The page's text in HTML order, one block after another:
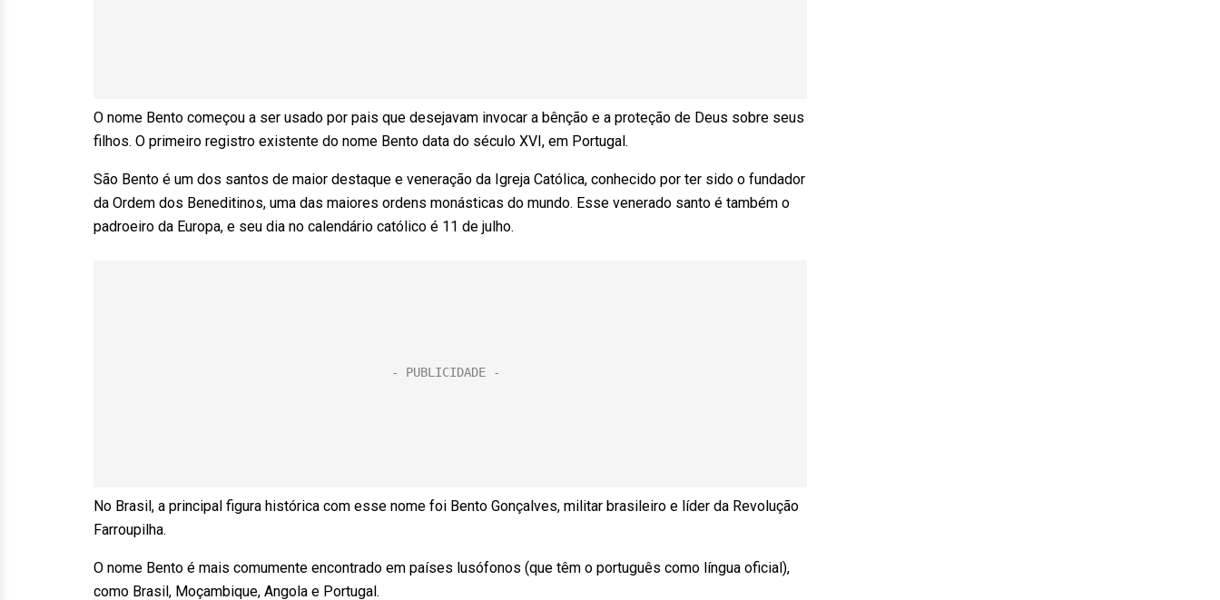
O nome Bento começou a ser usado por pais que desejavam invocar a bênção e a proteção de Deus sobre seus
filhos. O primeiro registro existente do nome Bento data do século XVI, em Portugal.
São Bento é um dos santos de maior destaque e veneração da Igreja Católica, conhecido por ter sido o fundador
da Ordem dos Beneditinos, uma das maiores ordens monásticas do mundo. Esse venerado santo é também o
padroeiro da Europa, e seu dia no calendário católico é 11 de julho.
No Brasil, a principal figura histórica com esse nome foi Bento Gonçalves, militar brasileiro e líder da Revolução
Farroupilha.
O nome Bento é mais comumente encontrado em países lusófonos (que têm o português como língua oficial),
como Brasil, Moçambique, Angola e Portugal.